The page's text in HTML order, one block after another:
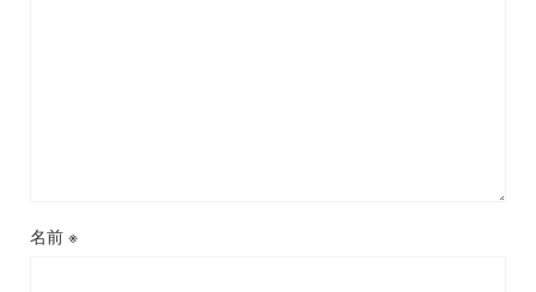
名前 ※